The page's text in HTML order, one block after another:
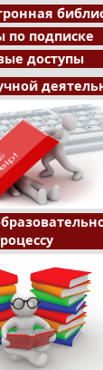
по подписке
доступы